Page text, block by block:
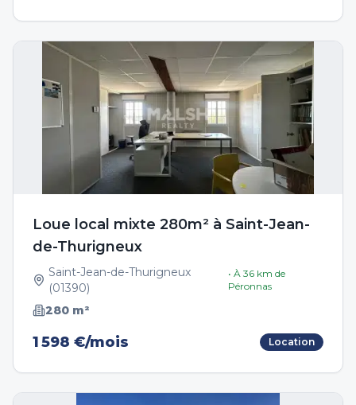
Loue local mixte 280m² à Saint-Jean-
de-Thurigneux
Saint-Jean-de-Thurigneux
(01390)
• À 36km de
Péronnas
280 m²
1 598 €/mois Location